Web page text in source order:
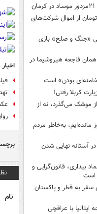
میلیارد تومان از اموال شرکت‌های
«جنگ و صلح‌» بازی
همان فاجعه هیروشیما در
بودن» است
کربلا رفتی!
موشک می‌گذرد، نه از
مانده‌ایم، به‌خاطر مردم
آستانه نهایی شدن
بیداری، قانون‌گرایی و
است
سفر به قطر و پاکستان
ایتالیا با عراقچی
نام